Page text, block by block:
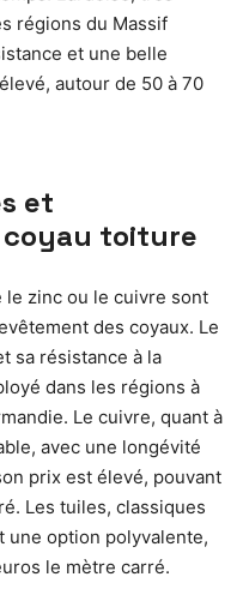
régions du Massif
et une belle
autour de 50 à 70
et
toiture
le zinc ou le cuivre sont
des coyaux. Le
sa résistance à la
dans les régions à
Le cuivre, quant à
avec une longévité
prix est élevé, pouvant
Les tuiles, classiques
une option polyvalente,
le mètre carré.